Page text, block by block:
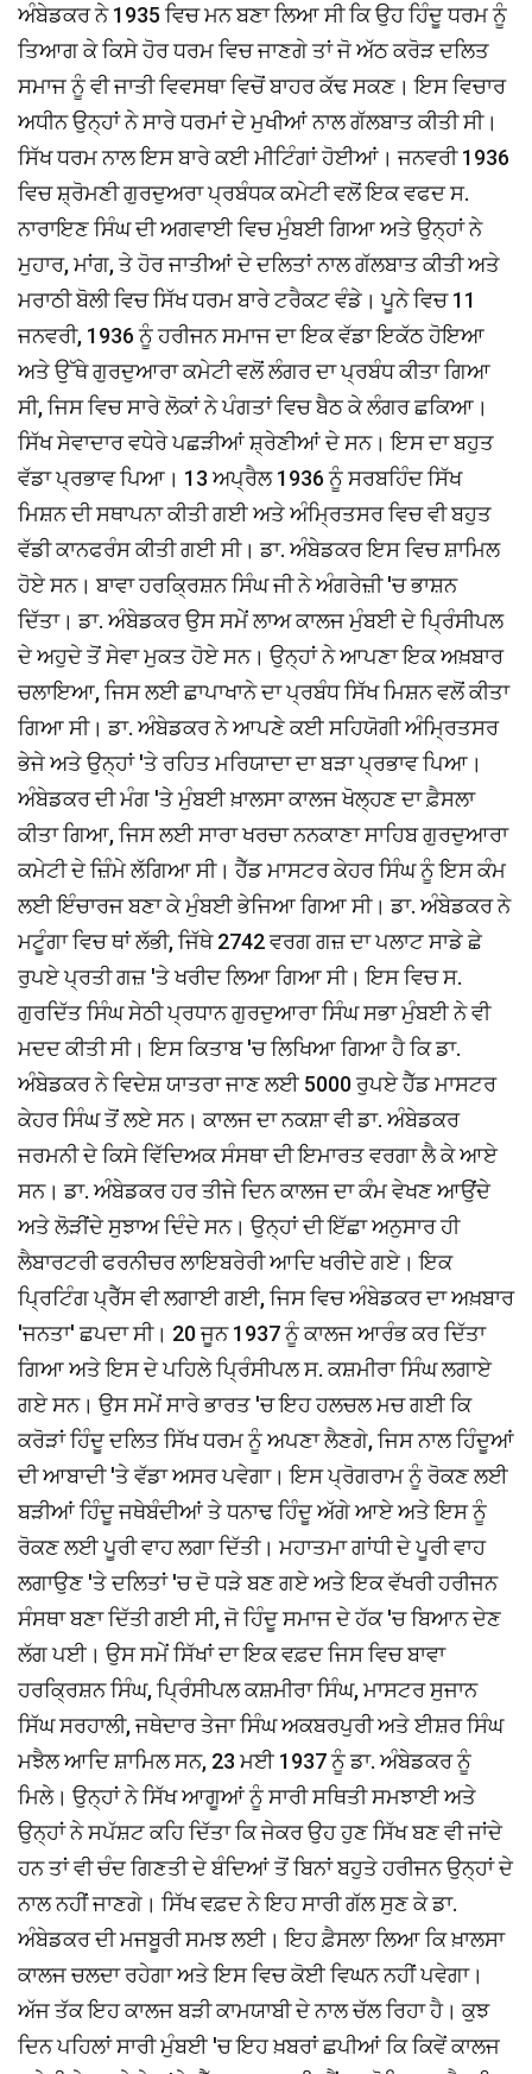
ਅੰਬੇਡਕਰ ਨੇ 1935 ਵਿਚ ਮਨ ਬਣਾ ਲਿਆ ਸੀ ਕਿ ਉਹ ਹਿੰਦੂ ਧਰਮ ਨੂੰ
ਤਿਆਗ ਕੇ ਕਿਸੇ ਹੋਰ ਧਰਮ ਵਿਚ ਜਾਣਗੇ ਤਾਂ ਜੋ ਅੱਠ ਕਰੋੜ ਦਲਿਤ
ਸਮਾਜ ਨੂੰ ਵੀ ਜਾਤੀ ਵਿਵਸਥਾ ਵਿਚੋਂ ਬਾਹਰ ਕੱਢ ਸਕਣ। ਇਸ ਵਿਚਾਰ
ਅਧੀਨ ਉਨ੍ਹਾਂ ਨੇ ਸਾਰੇ ਧਰਮਾਂ ਦੇ ਮੁਖੀਆਂ ਨਾਲ ਗੱਲਬਾਤ ਕੀਤੀ ਸੀ।
ਸਿੱਖ ਧਰਮ ਨਾਲ ਇਸ ਬਾਰੇ ਕਈ ਮੀਟਿੰਗਾਂ ਹੋਈਆਂ। ਜਨਵਰੀ 1936
ਵਿਚ ਸ਼੍ਰੋਮਣੀ ਗੁਰਦੁਅਰਾ ਪ੍ਰਬੰਧਕ ਕਮੇਟੀ ਵਲੋਂ ਇਕ ਵਫਦ ਸ.
ਨਾਰਾਇਣ ਸਿੰਘ ਦੀ ਅਗਵਾਈ ਵਿਚ ਮੁੰਬਈ ਗਿਆ ਅਤੇ ਉਨ੍ਹਾਂ ਨੇ
ਮੁਹਾਰ, ਮਾਂਗ, ਤੇ ਹੋਰ ਜਾਤੀਆਂ ਦੇ ਦਲਿਤਾਂ ਨਾਲ ਗੱਲਬਾਤ ਕੀਤੀ ਅਤੇ
ਮਰਾਠੀ ਬੋਲੀ ਵਿਚ ਸਿੱਖ ਧਰਮ ਬਾਰੇ ਟਰੈਕਟ ਵੰਡੇ। ਪੂਨੇ ਵਿਚ 11
ਜਨਵਰੀ, 1936 ਨੂੰ ਹਰੀਜਨ ਸਮਾਜ ਦਾ ਇਕ ਵੱਡਾ ਇਕੱਠ ਹੋਇਆ
ਅਤੇ ਉੱਥੇ ਗੁਰਦੁਆਰਾ ਕਮੇਟੀ ਵਲੋਂ ਲੰਗਰ ਦਾ ਪ੍ਰਬੰਧ ਕੀਤਾ ਗਿਆ
ਸੀ, ਜਿਸ ਵਿਚ ਸਾਰੇ ਲੋਕਾਂ ਨੇ ਪੰਗਤਾਂ ਵਿਚ ਬੈਠ ਕੇ ਲੰਗਰ ਛਕਿਆ।
ਸਿੱਖ ਸੇਵਾਦਾਰ ਵਧੇਰੇ ਪਛੜੀਆਂ ਸ਼੍ਰੇਣੀਆਂ ਦੇ ਸਨ। ਇਸ ਦਾ ਬਹੁਤ
ਵੱਡਾ ਪ੍ਰਭਾਵ ਪਿਆ। 13 ਅਪ੍ਰੈਲ 1936 ਨੂੰ ਸਰਬਹਿੰਦ ਸਿੱਖ
ਮਿਸ਼ਨ ਦੀ ਸਥਾਪਨਾ ਕੀਤੀ ਗਈ ਅਤੇ ਅੰਮ੍ਰਿਤਸਰ ਵਿਚ ਵੀ ਬਹੁਤ
ਵੱਡੀ ਕਾਨਫਰੰਸ ਕੀਤੀ ਗਈ ਸੀ। ਡਾ. ਅੰਬੇਡਕਰ ਇਸ ਵਿਚ ਸ਼ਾਮਿਲ
ਹੋਏ ਸਨ। ਬਾਵਾ ਹਰਕ੍ਰਿਸ਼ਨ ਸਿੰਘ ਜੀ ਨੇ ਅੰਗਰੇਜ਼ੀ 'ਚ ਭਾਸ਼ਨ
ਦਿੱਤਾ। ਡਾ. ਅੰਬੇਡਕਰ ਉਸ ਸਮੇਂ ਲਾਅ ਕਾਲਜ ਮੁੰਬਈ ਦੇ ਪ੍ਰਿੰਸੀਪਲ
ਦੇ ਅਹੁਦੇ ਤੋਂ ਸੇਵਾ ਮੁਕਤ ਹੋਏ ਸਨ। ਉਨ੍ਹਾਂ ਨੇ ਆਪਣਾ ਇਕ ਅਖ਼ਬਾਰ
ਚਲਾਇਆ, ਜਿਸ ਲਈ ਛਾਪਾਖਾਨੇ ਦਾ ਪ੍ਰਬੰਧ ਸਿੱਖ ਮਿਸ਼ਨ ਵਲੋਂ ਕੀਤਾ
ਗਿਆ ਸੀ। ਡਾ. ਅੰਬੇਡਕਰ ਨੇ ਆਪਣੇ ਕਈ ਸਹਿਯੋਗੀ ਅੰਮ੍ਰਿਤਸਰ
ਭੇਜੇ ਅਤੇ ਉਨ੍ਹਾਂ 'ਤੇ ਰਹਿਤ ਮਰਿਯਾਦਾ ਦਾ ਬੜਾ ਪ੍ਰਭਾਵ ਪਿਆ।
ਅੰਬੇਡਕਰ ਦੀ ਮੰਗ 'ਤੇ ਮੁੰਬਈ ਖ਼ਾਲਸਾ ਕਾਲਜ ਖੋਲ੍ਹਣ ਦਾ ਫ਼ੈਸਲਾ
ਕੀਤਾ ਗਿਆ, ਜਿਸ ਲਈ ਸਾਰਾ ਖਰਚਾ ਨਨਕਾਣਾ ਸਾਹਿਬ ਗੁਰਦੁਆਰਾ
ਕਮੇਟੀ ਦੇ ਜ਼ਿੰਮੇ ਲੱਗਿਆ ਸੀ। ਹੈੱਡ ਮਾਸਟਰ ਕੇਹਰ ਸਿੰਘ ਨੂੰ ਇਸ ਕੰਮ
ਲਈ ਇੰਚਾਰਜ ਬਣਾ ਕੇ ਮੁੰਬਈ ਭੇਜਿਆ ਗਿਆ ਸੀ। ਡਾ. ਅੰਬੇਡਕਰ ਨੇ
ਮਟੂੰਗਾ ਵਿਚ ਥਾਂ ਲੱਭੀ, ਜਿੱਥੇ 2742 ਵਰਗ ਗਜ਼ ਦਾ ਪਲਾਟ ਸਾਡੇ ਛੇ
ਰੁਪਏ ਪ੍ਰਤੀ ਗਜ਼ 'ਤੇ ਖਰੀਦ ਲਿਆ ਗਿਆ ਸੀ। ਇਸ ਵਿਚ ਸ.
ਗੁਰਦਿੱਤ ਸਿੰਘ ਸੇਠੀ ਪ੍ਰਧਾਨ ਗੁਰਦੁਆਰਾ ਸਿੰਘ ਸਭਾ ਮੁੰਬਈ ਨੇ ਵੀ
ਮਦਦ ਕੀਤੀ ਸੀ। ਇਸ ਕਿਤਾਬ 'ਚ ਲਿਖਿਆ ਗਿਆ ਹੈ ਕਿ ਡਾ.
ਅੰਬੇਡਕਰ ਨੇ ਵਿਦੇਸ਼ ਯਾਤਰਾ ਜਾਣ ਲਈ 5000 ਰੁਪਏ ਹੈੱਡ ਮਾਸਟਰ
ਕੇਹਰ ਸਿੰਘ ਤੋਂ ਲਏ ਸਨ। ਕਾਲਜ ਦਾ ਨਕਸ਼ਾ ਵੀ ਡਾ. ਅੰਬੇਡਕਰ
ਜਰਮਨੀ ਦੇ ਕਿਸੇ ਵਿੱਦਿਅਕ ਸੰਸਥਾ ਦੀ ਇਮਾਰਤ ਵਰਗਾ ਲੈ ਕੇ ਆਏ
ਸਨ। ਡਾ. ਅੰਬੇਡਕਰ ਹਰ ਤੀਜੇ ਦਿਨ ਕਾਲਜ ਦਾ ਕੰਮ ਵੇਖਣ ਆਉਂਦੇ
ਅਤੇ ਲੋੜੀਂਦੇ ਸੁਝਾਅ ਦਿੰਦੇ ਸਨ। ਉਨ੍ਹਾਂ ਦੀ ਇੱਛਾ ਅਨੁਸਾਰ ਹੀ
ਲੈਬਾਰਟਰੀ ਫਰਨੀਚਰ ਲਾਇਬਰੇਰੀ ਆਦਿ ਖਰੀਦੇ ਗਏ। ਇਕ
ਪ੍ਰਿਟਿੰਗ ਪ੍ਰੈੱਸ ਵੀ ਲਗਾਈ ਗਈ, ਜਿਸ ਵਿਚ ਅੰਬੇਡਕਰ ਦਾ ਅਖ਼ਬਾਰ
'ਜਨਤਾ' ਛਪਦਾ ਸੀ। 20 ਜੂਨ 1937 ਨੂੰ ਕਾਲਜ ਆਰੰਭ ਕਰ ਦਿੱਤਾ
ਗਿਆ ਅਤੇ ਇਸ ਦੇ ਪਹਿਲੇ ਪ੍ਰਿੰਸੀਪਲ ਸ. ਕਸ਼ਮੀਰਾ ਸਿੰਘ ਲਗਾਏ
ਗਏ ਸਨ। ਉਸ ਸਮੇਂ ਸਾਰੇ ਭਾਰਤ 'ਚ ਇਹ ਹਲਚਲ ਮਚ ਗਈ ਕਿ
ਕਰੋੜਾਂ ਹਿੰਦੂ ਦਲਿਤ ਸਿੱਖ ਧਰਮ ਨੂੰ ਅਪਣਾ ਲੈਣਗੇ, ਜਿਸ ਨਾਲ ਹਿੰਦੂਆਂ
ਦੀ ਆਬਾਦੀ 'ਤੇ ਵੱਡਾ ਅਸਰ ਪਵੇਗਾ। ਇਸ ਪ੍ਰੋਗਰਾਮ ਨੂੰ ਰੋਕਣ ਲਈ
ਬੜੀਆਂ ਹਿੰਦੂ ਜਥੇਬੰਦੀਆਂ ਤੇ ਧਨਾਢ ਹਿੰਦੂ ਅੱਗੇ ਆਏ ਅਤੇ ਇਸ ਨੂੰ
ਰੋਕਣ ਲਈ ਪੂਰੀ ਵਾਹ ਲਗਾ ਦਿੱਤੀ। ਮਹਾਤਮਾ ਗਾਂਧੀ ਦੇ ਪੂਰੀ ਵਾਹ
ਲਗਾਉਣ 'ਤੇ ਦਲਿਤਾਂ 'ਚ ਦੋ ਧੜੇ ਬਣ ਗਏ ਅਤੇ ਇਕ ਵੱਖਰੀ ਹਰੀਜਨ
ਸੰਸਥਾ ਬਣਾ ਦਿੱਤੀ ਗਈ ਸੀ, ਜੋ ਹਿੰਦੂ ਸਮਾਜ ਦੇ ਹੱਕ 'ਚ ਬਿਆਨ ਦੇਣ
ਲੱਗ ਪਈ। ਉਸ ਸਮੇਂ ਸਿੱਖਾਂ ਦਾ ਇਕ ਵਫ਼ਦ ਜਿਸ ਵਿਚ ਬਾਵਾ
ਹਰਕ੍ਰਿਸ਼ਨ ਸਿੰਘ, ਪ੍ਰਿੰਸੀਪਲ ਕਸ਼ਮੀਰਾ ਸਿੰਘ, ਮਾਸਟਰ ਸੁਜਾਨ
ਸਿੱਘ ਸਰਹਾਲੀ, ਜਥੇਦਾਰ ਤੇਜਾ ਸਿੰਘ ਅਕਬਰਪੁਰੀ ਅਤੇ ਈਸ਼ਰ ਸਿੰਘ
ਮਝੈਲ ਆਦਿ ਸ਼ਾਮਿਲ ਸਨ, 23 ਮਈ 1937 ਨੂੰ ਡਾ. ਅੰਬੇਡਕਰ ਨੂੰ
ਮਿਲੇ। ਉਨ੍ਹਾਂ ਨੇ ਸਿੱਖ ਆਗੂਆਂ ਨੂੰ ਸਾਰੀ ਸਥਿਤੀ ਸਮਝਾਈ ਅਤੇ
ਉਨ੍ਹਾਂ ਨੇ ਸਪੱਸ਼ਟ ਕਹਿ ਦਿੱਤਾ ਕਿ ਜੇਕਰ ਉਹ ਹੁਣ ਸਿੱਖ ਬਣ ਵੀ ਜਾਂਦੇ
ਹਨ ਤਾਂ ਵੀ ਚੰਦ ਗਿਣਤੀ ਦੇ ਬੰਦਿਆਂ ਤੋਂ ਬਿਨਾਂ ਬਹੁਤੇ ਹਰੀਜਨ ਉਨ੍ਹਾਂ ਦੇ
ਨਾਲ ਨਹੀਂ ਜਾਣਗੇ। ਸਿੱਖ ਵਫ਼ਦ ਨੇ ਇਹ ਸਾਰੀ ਗੱਲ ਸੁਣ ਕੇ ਡਾ.
ਅੰਬੇਡਕਰ ਦੀ ਮਜਬੂਰੀ ਸਮਝ ਲਈ। ਇਹ ਫ਼ੈਸਲਾ ਲਿਆ ਕਿ ਖ਼ਾਲਸਾ
ਕਾਲਜ ਚਲਦਾ ਰਹੇਗਾ ਅਤੇ ਇਸ ਵਿਚ ਕੋਈ ਵਿਘਨ ਨਹੀਂ ਪਵੇਗਾ।
ਅੱਜ ਤੱਕ ਇਹ ਕਾਲਜ ਬੜੀ ਕਾਮਯਾਬੀ ਦੇ ਨਾਲ ਚੱਲ ਰਿਹਾ ਹੈ। ਕੁਝ
ਦਿਨ ਪਹਿਲਾਂ ਸਾਰੀ ਮੁੰਬਈ 'ਚ ਇਹ ਖ਼ਬਰਾਂ ਛਪੀਆਂ ਕਿ ਕਿਵੇਂ ਕਾਲਜ